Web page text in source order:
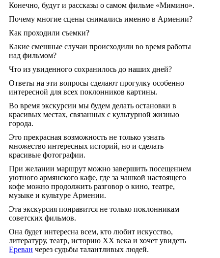
Конечно, будут и рассказы о самом фильме «Мимино».
Почему многие сцены снимались именно в Армении?
Как проходили съемки?
Какие смешные случаи происходили во время работы
над фильмом?
Что из увиденного сохранилось до наших дней?
Ответы на эти вопросы сделают прогулку особенно
интересной для всех поклонников картины.
Во время экскурсии мы будем делать остановки в
красивых местах, связанных с культурной жизнью
города.
Это прекрасная возможность не только узнать
множество интересных историй, но и сделать
красивые фотографии.
При желании маршрут можно завершить посещением
уютного армянского кафе, где за чашкой настоящего
кофе можно продолжить разговор о кино, театре,
музыке и культуре Армении.
Эта экскурсия понравится не только поклонникам
советских фильмов.
Она будет интересна всем, кто любит искусство,
литературу, театр, историю XX века и хочет увидеть
Ереван через судьбы талантливых людей.